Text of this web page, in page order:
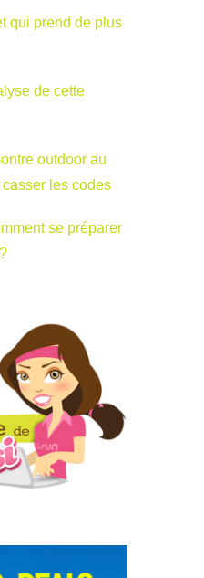
qui prend de plus
de cette
outdoor au
les codes
se préparer